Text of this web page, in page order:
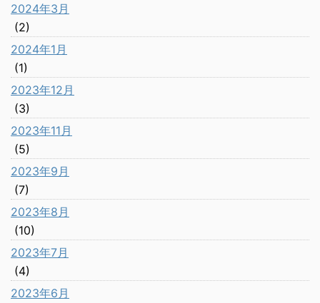
2024年3月
(2)
2024年1月
(1)
2023年12月
(3)
2023年11月
(5)
2023年9月
(7)
2023年8月
(10)
2023年7月
(4)
2023年6月